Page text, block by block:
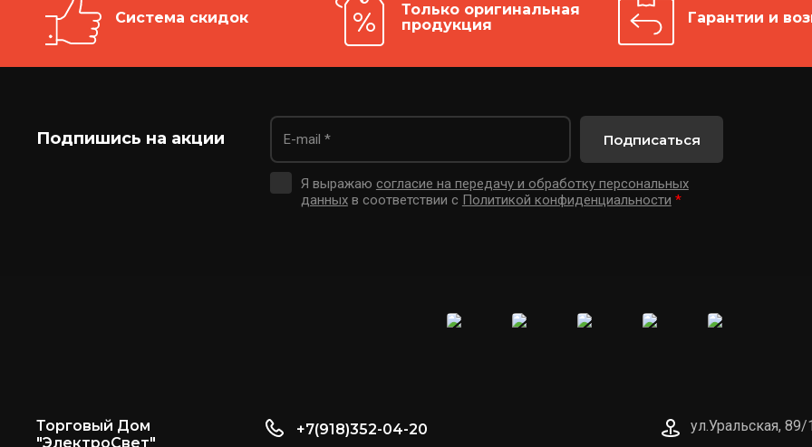
Система скидок
Только оригинальная
продукция
Гарантии и
Подпишись на акции
Я выражаю согласие на передачу и обработку персональных
данныхв соответствии с Политикой конфиденциальности *
Подписаться
Торговый Дом
"ЭлектроСвет"
+7(918)352-04-20 ул.Уральская, 89/